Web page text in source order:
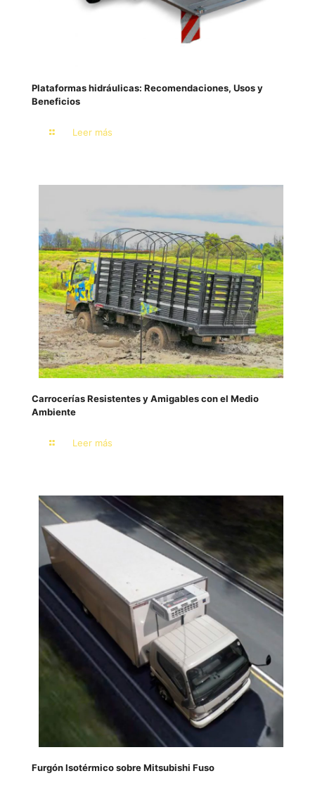
Plataformas hidráulicas: Recomendaciones, Usos y
Beneficios
Leer más
Carrocerías Resistentes y Amigables con el Medio
Ambiente
Leer más
Furgón Isotérmico sobre Mitsubishi Fuso